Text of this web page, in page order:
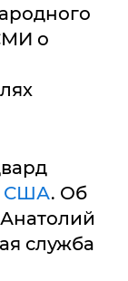
о
США. Об
служба